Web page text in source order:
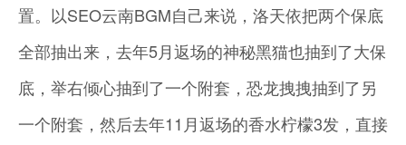
置。以SEO云南BGM自己来说，洛天依把两个保底
全部抽出来，去年5月返场的神秘黑猫也抽到了大保
底，举右倾心抽到了一个附套，恐龙拽拽抽到了另
一个附套，然后去年11月返场的香水柠檬3发，直接